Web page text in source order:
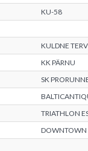
KU-58
KULDNE
KK PÄRNU
SK
TRIATHLON
DOWNTOWN